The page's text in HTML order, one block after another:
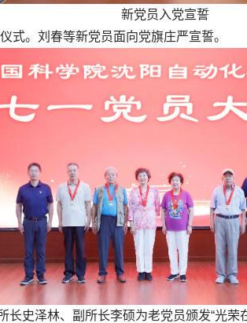
新党员入党宣誓
式。刘春等新党员面向党旗庄严宣誓。
长史泽林、副所长李硕为老党员颁发“光荣